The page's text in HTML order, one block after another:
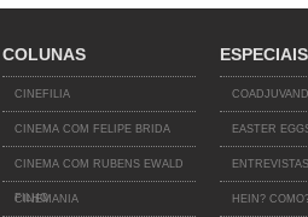
COLUNAS
CINEFILIA
CINEMA COM FELIPE BRIDA
CINEMA COM RUBENS EWALD
FILHO
CINEMANIA
ESPECIAIS
EASTER
ENTREVISTAS
HEIN?